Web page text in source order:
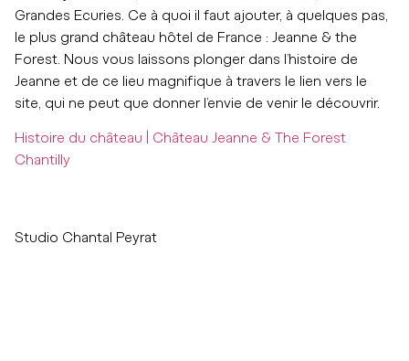
Grandes Ecuries. Ce à quoi il faut ajouter, à quelques pas,
le plus grand château hôtel de France : Jeanne & the
Forest. Nous vous laissons plonger dans l’histoire de
Jeanne et de ce lieu magnifique à travers le lien vers le
site, qui ne peut que donner l’envie de venir le découvrir.
Histoire du château | Château Jeanne & The Forest
Chantilly
Studio Chantal Peyrat